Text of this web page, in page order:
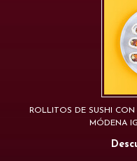
ROLLITOS DE SUSHI
MÓDENA